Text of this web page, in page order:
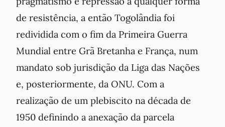
de resistência, a então Togolândia foi
redividida com o fim da Primeira Guerra
Mundial entre Grã Bretanha e França, num
mandato sob jurisdição da Liga das Nações
e, posteriormente, da ONU. Com a
realização de um plebiscito na década de
1950 definindo a anexação da parcela